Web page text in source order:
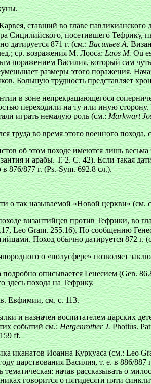
ставший во главе
Сицилийского, посетившего Тефрику,
датируется 871 г. (см.:Васильев А.
ср. возражения М. Лооса:Laos М. Оu
поражением Василия, который сам
размеры этого поражения.
Большую трудность представляет
в зоне непрекращающегося
переходили на ту или иную
играть немалую роль (см.: Markwart
труда во время этого военного
об этом походе имеются лишь
и арабы. Т. 2. С. 42). Если такая
876/877 г. (Ps.-Sym. 692.8 сл.).
о так называемой «Новой церкви» (см.
византийцев против Тефрики, во
Leo Gram. 255.16). По сообщению
Поход обычно датируется 872 г.
о «полусфере» позволяет
описывается Генесием (Gen.
здесь похода на Тефрику.
Евфимии, см. с. 113.
и назначен воспитателем царских
событий см.:Hergenrother J.Photius.
ff.
иканатов Иоанна Куркуаса (см.: Leo
царствования Василия, т. е. в 886/
тематическая: начав рассказывать о
говорится о пятидесяти пяти